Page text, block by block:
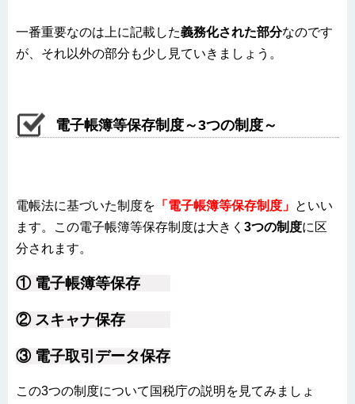
一番重要なのは上に記載した義務化された部分なのです
が、それ以外の部分も少し見ていきましょう。
電子帳簿等保存制度～3つの制度～
電帳法に基づいた制度を 「電子帳簿等保存制度」 といい
ます。この電子帳簿等保存制度は大きく 3つの制度に区
分されます。
① 電子帳簿等保存
② スキャナ保存
③ 電子取引データ保存
この3つの制度について国税庁の説明を見てみましょ